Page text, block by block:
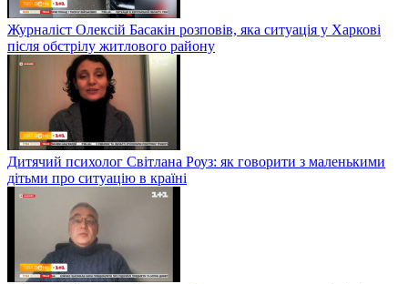
Журналіст Олексій Басакін розповів, яка ситуація у Харкові
після обстрілу житлового району
Дитячий психолог Світлана Роуз: як говорити з маленькими
дітьми про ситуацію в країні